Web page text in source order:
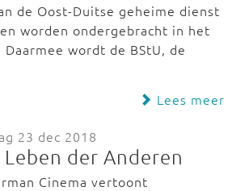
de Oost-Duitse geheime dienst
worden ondergebracht in het
Daarmee wordt de BStU, de
Lees meer
23 dec 2018
Leben der Anderen
Cinema vertoont